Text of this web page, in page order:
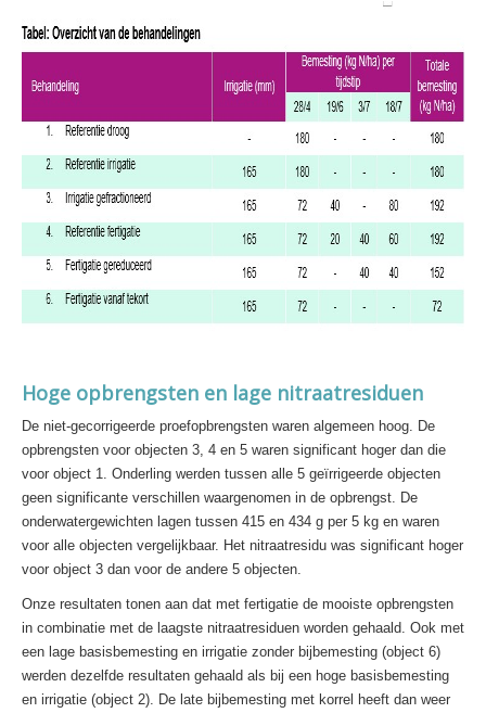
Hoge opbrengsten en lage nitraatresiduen
De niet-gecorrigeerde proefopbrengsten waren algemeen hoog. De
opbrengsten voor objecten 3, 4 en 5 waren significant hoger dan die
voor object 1. Onderling werden tussen alle 5 geïrrigeerde objecten
geen significante verschillen waargenomen in de opbrengst. De
onderwatergewichten lagen tussen 415 en 434 g per 5 kg en waren
voor alle objecten vergelijkbaar. Het nitraatresidu was significant hoger
voor object 3 dan voor de andere 5 objecten.
Onze resultaten tonen aan dat met fertigatie de mooiste opbrengsten
in combinatie met de laagste nitraatresiduen worden gehaald. Ook met
een lage basisbemesting en irrigatie zonder bijbemesting (object 6)
werden dezelfde resultaten gehaald als bij een hoge basisbemesting
en irrigatie (object 2). De late bijbemesting met korrel heeft dan weer